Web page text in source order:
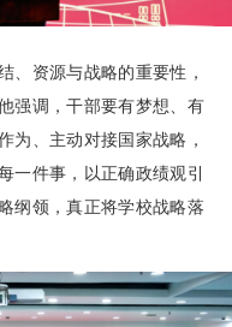
、资源与战略的重要性，
强调，干部要有梦想、有
为、主动对接国家战略，
一件事，以正确政绩观引
纲领，真正将学校战略落